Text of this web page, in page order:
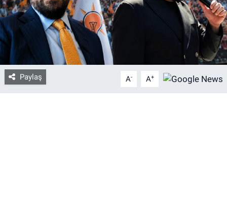
Paylaş A- A+
Gözden Kaçmasın
İletişim (Künye)